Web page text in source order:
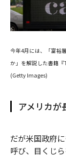
今年4月には、「富裕
か」を解説した書籍
(Getty Images)
アメリカが
だが米国政府
呼び、目くじ